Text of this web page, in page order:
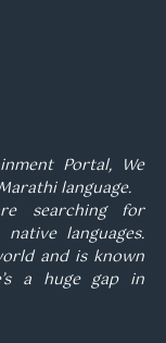
Portal, We
language.
searching for
languages.
and is known
a huge gap in